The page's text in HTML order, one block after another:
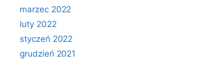
marzec 2022
luty 2022
styczeń 2022
grudzień 2021